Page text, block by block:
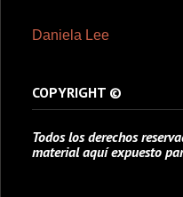
Daniela Lee
COPYRIGHT ©
Todos los derechos
material aquí expuesto